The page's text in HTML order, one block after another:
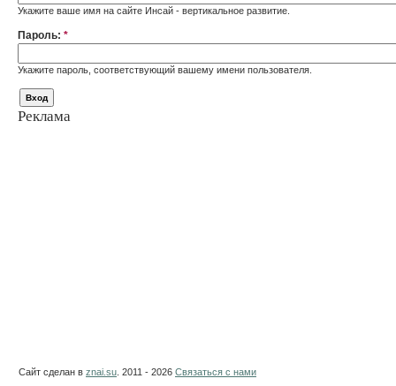
Укажите ваше имя на сайте Инсай - вертикальное развитие.
Пароль: *
Укажите пароль, соответствующий вашему имени пользователя.
Реклама
Сайт сделан в znai.su . 2011 - 2026 Связаться с нами